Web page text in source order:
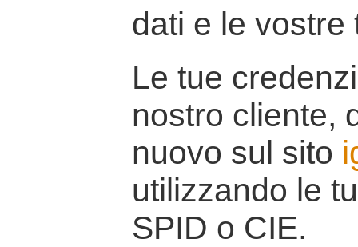
dati e le vostre
Le tue
nostro cliente,
nuovo sul sito
utilizzando le
SPID o CIE.